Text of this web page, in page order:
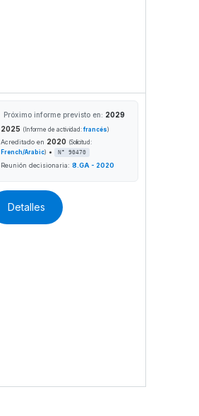
Próximo informe previsto en: 2029
2025 (Informe de actividad: francés)
Acreditado en 2020 (Solicitud:
French/Arabic) • N° 90470
Reunión decisionaria: 8.GA - 2020
Detalles